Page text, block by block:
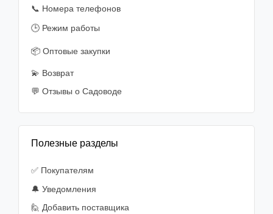
📞 Номера телефонов
🕒 Режим работы
📦 Оптовые закупки
💫 Возврат
💬 Отзывы о Садоводе
Полезные разделы
✅ Покупателям
🔔 Уведомления
🙋‍️ Добавить поставщика